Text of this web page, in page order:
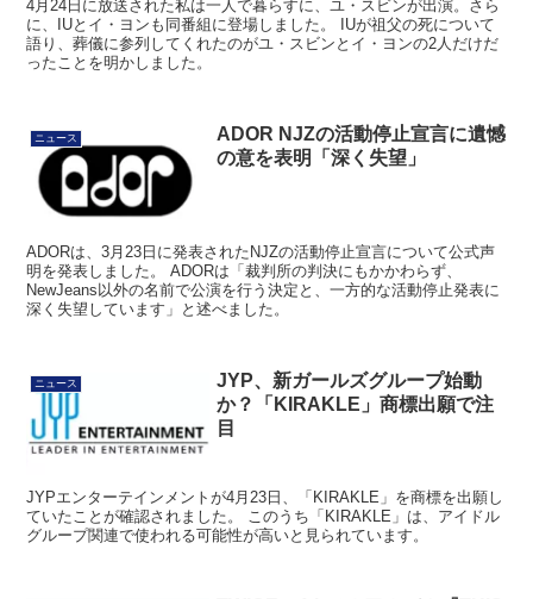
4月24日に放送された私は一人で暮らすに、ユ・スビンが出演。さら
に、IUとイ・ヨンも同番組に登場しました。 IUが祖父の死について
語り、葬儀に参列してくれたのがユ・スビンとイ・ヨンの2人だけだ
ったことを明かしました。
ニュース
ADOR NJZの活動停止宣言に遺憾
の意を表明「深く失望」
ADORは、3月23日に発表されたNJZの活動停止宣言について公式声
明を発表しました。 ADORは「裁判所の判決にもかかわらず、
NewJeans以外の名前で公演を行う決定と、一方的な活動停止発表に
深く失望しています」と述べました。
ニュース
JYP、新ガールズグループ始動
か？「KIRAKLE」商標出願で注
目
JYPエンターテインメントが4月23日、「KIRAKLE」を商標を出願し
ていたことが確認されました。 このうち「KIRAKLE」は、アイドル
グループ関連で使われる可能性が高いと見られています。